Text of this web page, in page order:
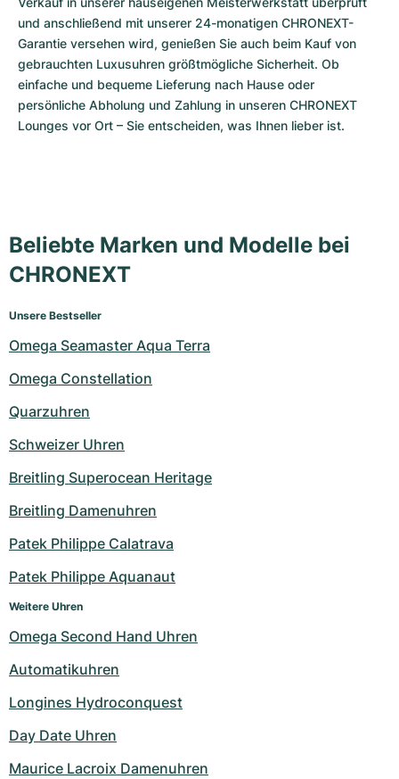
und anschließend mit unserer 24-monatigen CHRONEXT-
Garantie versehen wird, genießen Sie auch beim Kauf von
gebrauchten Luxusuhren größtmögliche Sicherheit. Ob
einfache und bequeme Lieferung nach Hause oder
persönliche Abholung und Zahlung in unseren CHRONEXT
Lounges vor Ort – Sie entscheiden, was Ihnen lieber ist.
Beliebte Marken und Modelle bei
CHRONEXT
Unsere Bestseller
Omega Seamaster Aqua Terra
Omega Constellation
Quarzuhren
Schweizer Uhren
Breitling Superocean Heritage
Breitling Damenuhren
Patek Philippe Calatrava
Patek Philippe Aquanaut
Weitere Uhren
Omega Second Hand Uhren
Automatikuhren
Longines Hydroconquest
Day Date Uhren
Maurice Lacroix Damenuhren